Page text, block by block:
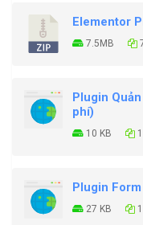
Elementor
7.5MB
Plugin
phí)
10 KB
Plugin
27 KB